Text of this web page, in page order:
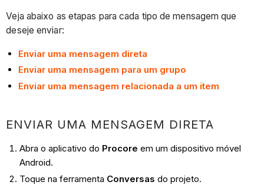
Veja abaixo as etapas para cada tipo de mensagem que
deseje enviar:
Enviar uma mensagem direta
Enviar uma mensagem para um grupo
Enviar uma mensagem relacionada a um item
ENVIAR UMA MENSAGEM DIRETA
Abra o aplicativo do Procore em um dispositivo móvel
Android.
Toque na ferramenta Conversas do projeto.